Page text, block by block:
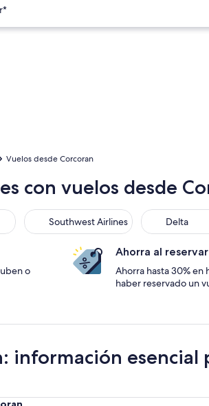
Vuelos desde Corcoran
con vuelos desde
Southwest Airlines Delta
o
Ahorra al reservar
Ahorra hasta 30% en
haber reservado un
información esencial